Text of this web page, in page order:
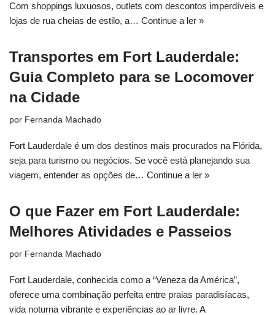
Com shoppings luxuosos, outlets com descontos imperdíveis e
lojas de rua cheias de estilo, a… Continue a ler »
Transportes em Fort Lauderdale:
Guia Completo para se Locomover
na Cidade
por Fernanda Machado
Fort Lauderdale é um dos destinos mais procurados na Flórida,
seja para turismo ou negócios. Se você está planejando sua
viagem, entender as opções de… Continue a ler »
O que Fazer em Fort Lauderdale:
Melhores Atividades e Passeios
por Fernanda Machado
Fort Lauderdale, conhecida como a “Veneza da América”,
oferece uma combinação perfeita entre praias paradisíacas,
vida noturna vibrante e experiências ao ar livre. A